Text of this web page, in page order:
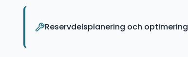
Reservdelsplanering och optimering